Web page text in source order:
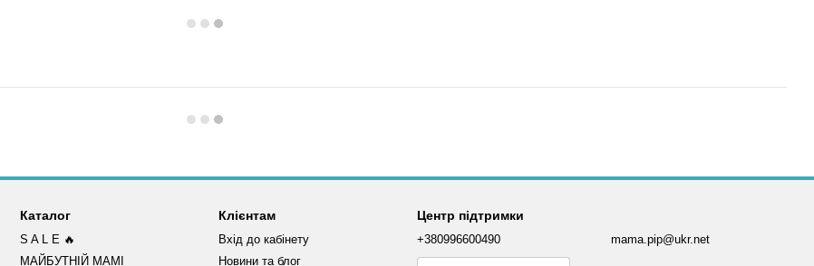
Каталог
S A L E 🔥
МАЙБУТНІЙ МАМІ
Клієнтам
Вхід до кабінету
Новини та блог
Центр підтримки
+380996600490 mama.pip@ukr.net